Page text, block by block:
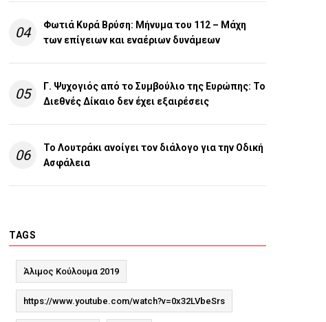
04
Φωτιά Κυρά Βρύση: Μήνυμα του 112 – Μάχη
των επίγειων και εναέριων δυνάμεων
05
Γ. Ψυχογιός από το Συμβούλιο της Ευρώπης: Το
Διεθνές Δίκαιο δεν έχει εξαιρέσεις
06
Το Λουτράκι ανοίγει τον διάλογο για την Οδική
Ασφάλεια
TAGS
Άλιμος Κούλουμα 2019
https://www.youtube.com/watch?v=0x32LVbeSrs